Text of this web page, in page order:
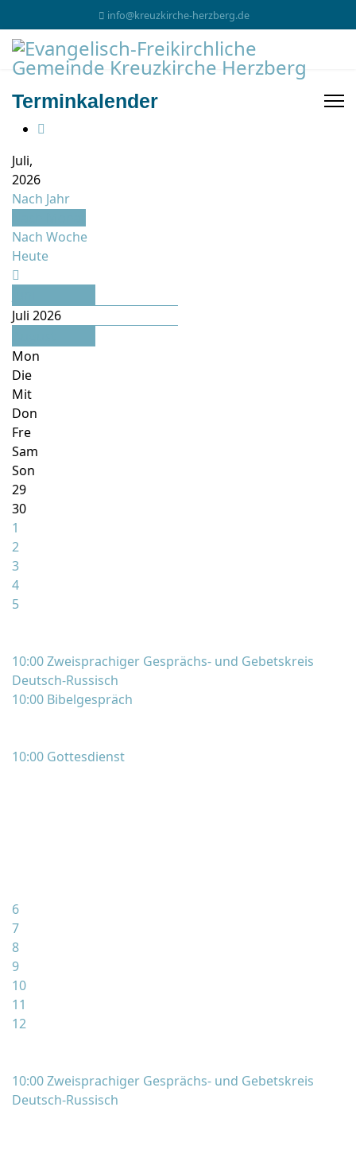
info@kreuzkirche-herzberg.de
Terminkalender
Juli,
2026
Nach Jahr
Nach Woche
Heute
Juli 2026
Mon
Die
Mit
Don
Fre
Sam
Son
29
30
1
2
3
4
5
10:00 Zweisprachiger Gesprächs- und Gebetskreis
Deutsch-Russisch
10:00 Bibelgespräch
10:00 Gottesdienst
6
7
8
9
10
11
12
10:00 Zweisprachiger Gesprächs- und Gebetskreis
Deutsch-Russisch